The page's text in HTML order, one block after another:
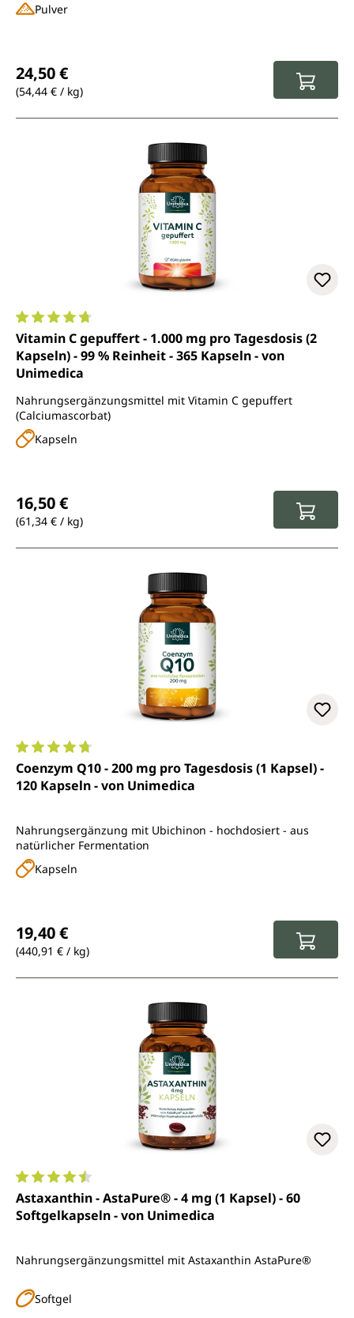
Pulver
24,50 €
(54,44 € / kg)
Durchschnittliche Bewertung von 4.7 von 5 Sternen
Vitamin C gepuffert - 1.000 mg pro Tagesdosis (2
Kapseln) - 99 % Reinheit - 365 Kapseln - von
Unimedica
Nahrungsergänzungsmittel mit Vitamin C gepuffert
(Calciumascorbat)
Kapseln
16,50 €
(61,34 € / kg)
Durchschnittliche Bewertung von 4.8 von 5 Sternen
Coenzym Q10 - 200 mg pro Tagesdosis (1 Kapsel) -
120 Kapseln - von Unimedica
Nahrungsergänzung mit Ubichinon - hochdosiert - aus
natürlicher Fermentation
Kapseln
19,40 €
(440,91 € / kg)
Durchschnittliche Bewertung von 4.6 von 5 Sternen
Astaxanthin - AstaPure® - 4 mg (1 Kapsel) - 60
Softgelkapseln - von Unimedica
Nahrungsergänzungsmittel mit Astaxanthin AstaPure®
Softgel